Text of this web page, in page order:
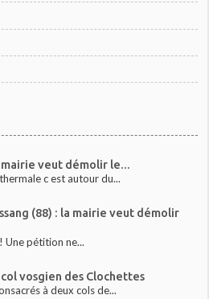
mairie veut démolir le...
c est autour du...
(88) : la mairie veut démolir
Une pétition ne...
vosgien des Clochettes
à deux cols de...